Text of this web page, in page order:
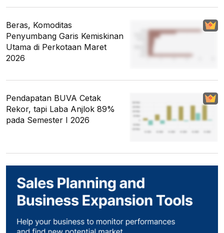
Beras, Komoditas
Penyumbang Garis Kemiskinan
Utama di Perkotaan Maret
2026
Pendapatan BUVA Cetak
Rekor, tapi Laba Anjlok 89%
pada Semester I 2026